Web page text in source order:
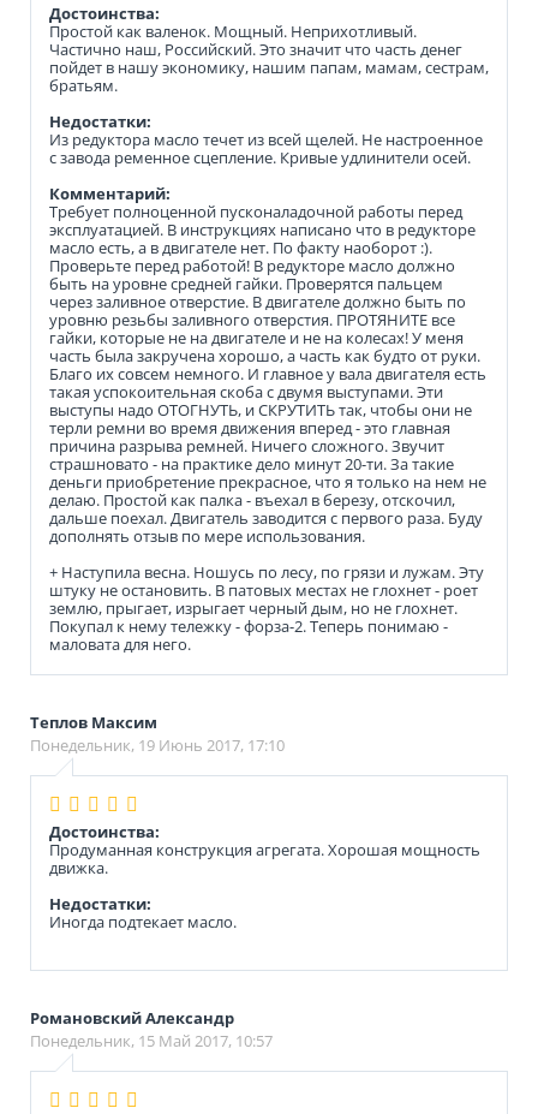
Достоинства:
Простой как валенок. Мощный. Неприхотливый.
Частично наш, Российский. Это значит что часть денег
пойдет в нашу экономику, нашим папам, мамам, сестрам,
братьям.
Недостатки:
Из редуктора масло течет из всей щелей. Не настроенное
с завода ременное сцепление. Кривые удлинители осей.
Комментарий:
Требует полноценной пусконаладочной работы перед
эксплуатацией. В инструкциях написано что в редукторе
масло есть, а в двигателе нет. По факту наоборот :).
Проверьте перед работой! В редукторе масло должно
быть на уровне средней гайки. Проверятся пальцем
через заливное отверстие. В двигателе должно быть по
уровню резьбы заливного отверстия. ПРОТЯНИТЕ все
гайки, которые не на двигателе и не на колесах! У меня
часть была закручена хорошо, а часть как будто от руки.
Благо их совсем немного. И главное у вала двигателя есть
такая успокоительная скоба с двумя выступами. Эти
выступы надо ОТОГНУТЬ, и СКРУТИТЬ так, чтобы они не
терли ремни во время движения вперед - это главная
причина разрыва ремней. Ничего сложного. Звучит
страшновато - на практике дело минут 20-ти. За такие
деньги приобретение прекрасное, что я только на нем не
делаю. Простой как палка - въехал в березу, отскочил,
дальше поехал. Двигатель заводится с первого раза. Буду
дополнять отзыв по мере использования.
+ Наступила весна. Ношусь по лесу, по грязи и лужам. Эту
штуку не остановить. В патовых местах не глохнет - роет
землю, прыгает, изрыгает черный дым, но не глохнет.
Покупал к нему тележку - форза-2. Теперь понимаю -
маловата для него.
Теплов Максим
Понедельник, 19 Июнь 2017, 17:10
Достоинства:
Продуманная конструкция агрегата. Хорошая мощность
движка.
Недостатки:
Иногда подтекает масло.
Романовский Александр
Понедельник, 15 Май 2017, 10:57